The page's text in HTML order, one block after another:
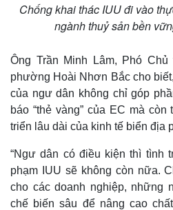
Chống khai thác IUU đi vào
ngành thuỷ sản bền
Ông Trần Minh Lâm, Phó
phường Hoài Nhơn Bắc cho
của ngư dân không chỉ góp
báo “thẻ vàng” của EC mà
triển lâu dài của kinh tế biển địa
“Ngư dân có điều kiện thì tình
phạm IUU sẽ không còn nữa.
cho các doanh nghiệp, những
chế biến sâu để nâng cao